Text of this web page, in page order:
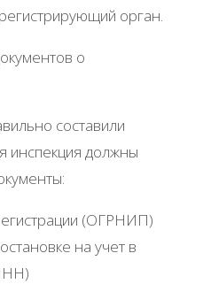
орган.
о
составили
инспекция должны
(ОГРНИП)
на учет в